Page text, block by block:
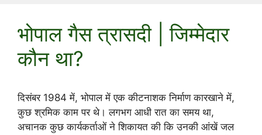
भोपाल गैस त्रासदी | जिम्मेदार
कौन था?
दिसंबर 1984 में, भोपाल में एक कीटनाशक निर्माण कारखाने में,
कुछ श्रमिक काम पर थे। लगभग आधी रात का समय था,
अचानक कुछ कार्यकर्ताओं ने शिकायत की कि उनकी आंखें जल